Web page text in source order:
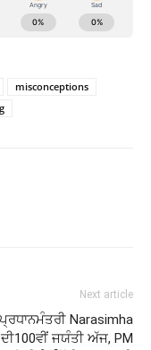
misconceptions
Next article
Narasimha
ਜਯੰਤੀ ਅੱਜ, PM